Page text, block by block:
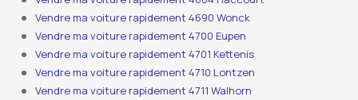
Vendre ma voiture rapidement 4690 Wonck
Vendre ma voiture rapidement 4700 Eupen
Vendre ma voiture rapidement 4701 Kettenis
Vendre ma voiture rapidement 4710 Lontzen
Vendre ma voiture rapidement 4711 Walhorn